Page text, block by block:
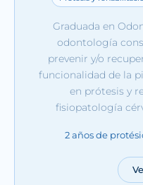
Graduada en
odontología
prevenir y/o
funcionalidad de la
en prótesis y
fisiopatología
2 años de